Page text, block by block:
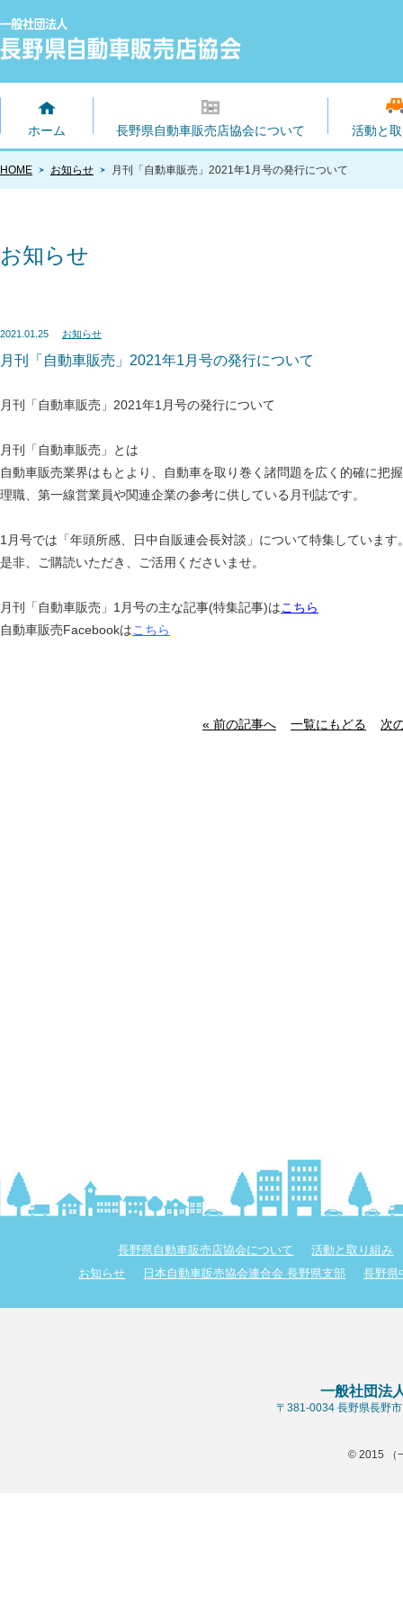
ホーム 長野県自動車販売店協会について 活動と
HOME お知らせ 月刊「自動車販売」2021年1月号の発行について
お知らせ
2021.01.25 お知らせ
月刊「自動車販売」2021年1月号の発行について
月刊「自動車販売」2021年1月号の発行について
月刊「自動車販売」とは
自動車販売業界はもとより、自動車を取り巻く諸問題を広く的確に把
理職、第一線営業員や関連企業の参考に供している月刊誌です。
1月号では「年頭所感、日中自販連会長対談」について特集しています
是非、ご購読いただき、ご活用くださいませ。
月刊「自動車販売」1月号の主な記事(特集記事)はこちら
自動車販売Facebookはこちら
« 前の記事へ 一覧にもどる 次
長野県自動車販売店協会について
活動と取り組み
お知らせ
日本自動車販売協会連合会 長野県支部 長野県
一般社団法
〒381-0034 長野県長野
© 2015 （